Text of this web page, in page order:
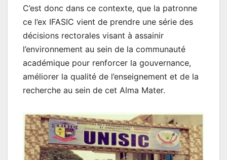
C’est donc dans ce contexte, que la patronne
ce l’ex IFASIC vient de prendre une série des
décisions rectorales visant à assainir
l’environnement au sein de la communauté
académique pour renforcer la gouvernance,
améliorer la qualité de l’enseignement et de la
recherche au sein de cet Alma Mater.